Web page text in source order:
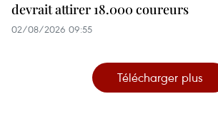
devrait attirer 18.000 coureurs
02/08/2026 09:55
Télécharger plus